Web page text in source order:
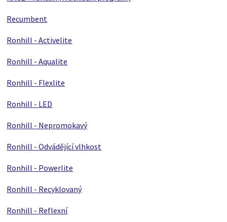
Recumbent
Ronhill - Activelite
Ronhill - Aqualite
Ronhill - Flexlite
Ronhill - LED
Ronhill - Nepromokavý
Ronhill - Odvádějící vlhkost
Ronhill - Powerlite
Ronhill - Recyklovaný
Ronhill - Reflexní